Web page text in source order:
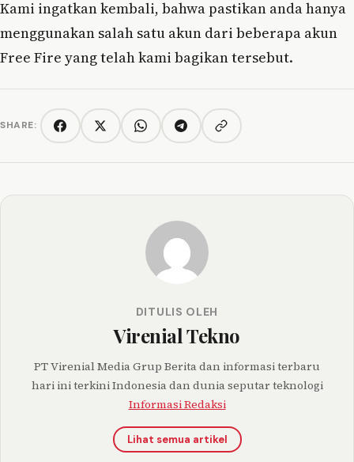
Kami ingatkan kembali, bahwa pastikan anda hanya
menggunakan salah satu akun dari beberapa akun
Free Fire yang telah kami bagikan tersebut.
SHARE: FacebookTwitter/XWhatsAppTelegramCopy link
DITULIS OLEH
Virenial Tekno
PT Virenial Media Grup Berita dan informasi terbaru
hari ini terkini Indonesia dan dunia seputar teknologi
Informasi Redaksi
Lihat semua artikel